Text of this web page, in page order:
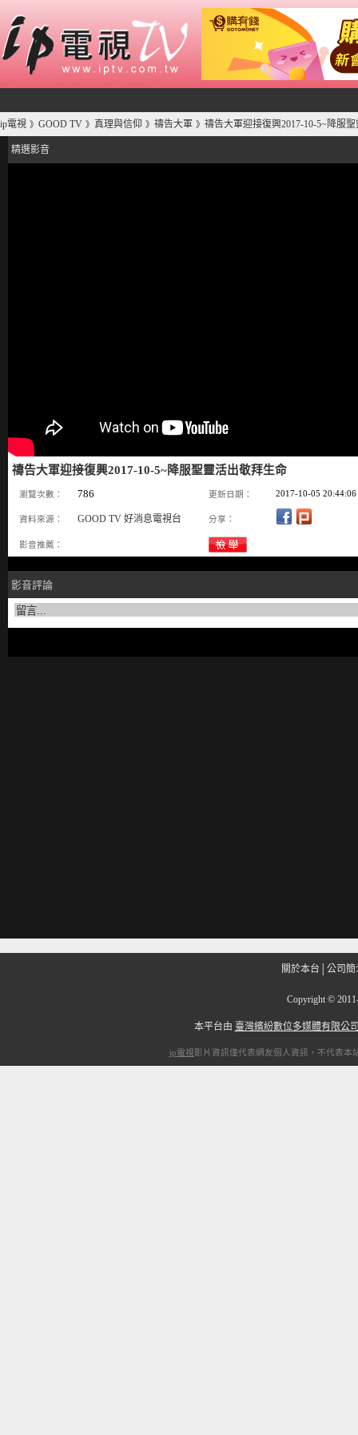
ip電視 》 GOOD TV 》 真理與信仰 》 禱告大軍 》 禱告大軍迎接復興2017-10-5~降服
精選影音
禱告大軍迎接復興2017-10-5~降服聖靈活出敬拜生命
瀏覽次數： 786 更新日期： 2017-10-05 20:44:06
資料來源： GOOD TV 好消息電視台 分享：
影音推薦：
影音評論
關於本台 公司簡
Copyright ©
本平台由 臺灣繽紛數位多媒體有限公
ip電視影片資訊僅代表網友個人資訊，不代表本